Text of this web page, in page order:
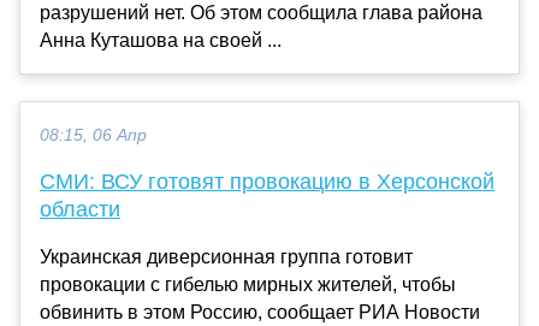
разрушений нет. Об этом сообщила глава района
Анна Куташова на своей ...
08:15, 06 Апр
СМИ: ВСУ готовят провокацию в Херсонской
области
Украинская диверсионная группа готовит
провокации с гибелью мирных жителей, чтобы
обвинить в этом Россию, сообщает РИА Новости